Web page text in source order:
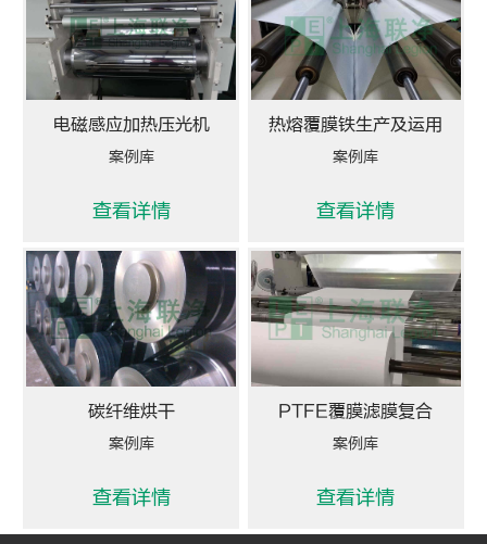
电磁感应加热压光机
案例库
查看详情
热熔覆膜铁生产及运用
案例库
查看详情
碳纤维烘干
案例库
查看详情
PTFE覆膜滤膜复合
案例库
查看详情